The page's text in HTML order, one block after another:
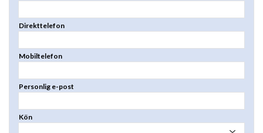
Direkttelefon
Mobiltelefon
Personlig e-post
Kön